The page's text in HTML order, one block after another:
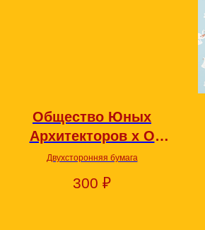
Общество Юных
Архитекторов х O
PAPER PAPER
Двухсторонняя бумага
300 ₽